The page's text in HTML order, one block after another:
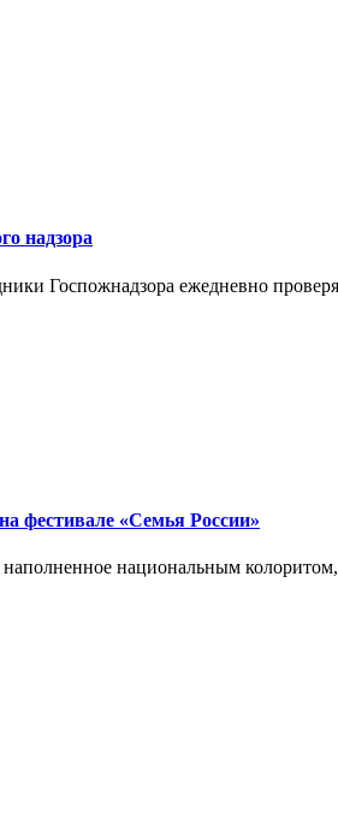
надзора
Госпожнадзора ежедневно
фестивале «Семья России»
национальным